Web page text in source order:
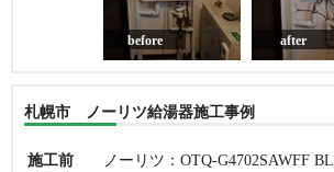
before after
札幌市 ノーリツ給湯器施工事例
施工前
ノーリツ：OTQ-G4702SAWFF BL